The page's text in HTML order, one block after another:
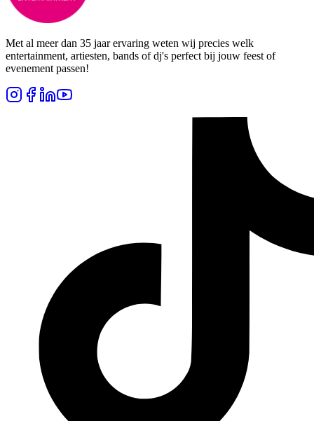
Met al meer dan 35 jaar ervaring weten wij precies welk
entertainment, artiesten, bands of dj's perfect bij jouw feest of
evenement passen!